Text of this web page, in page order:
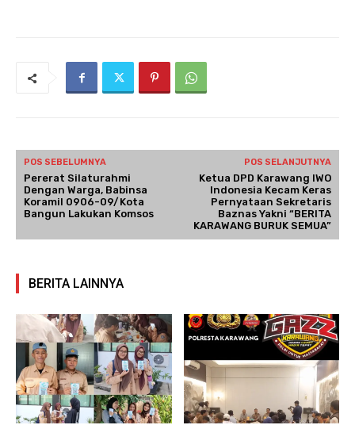
POS SEBELUMNYA
Pererat Silaturahmi
Dengan Warga, Babinsa
Koramil 0906-09/Kota
Bangun Lakukan Komsos
POS SELANJUTNYA
Ketua DPD Karawang IWO
Indonesia Kecam Keras
Pernyataan Sekretaris
Baznas Yakni “BERITA
KARAWANG BURUK SEMUA”
BERITA LAINNYA